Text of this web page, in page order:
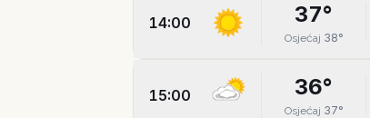
14:00 37°
Osjećaj 38°
15:00 36°
Osjećaj 37°